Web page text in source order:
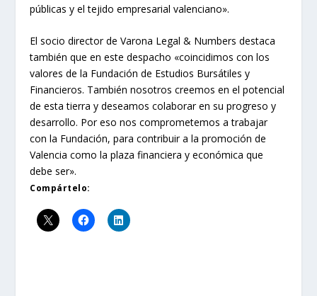
públicas y el tejido empresarial valenciano».
El socio director de Varona Legal & Numbers destaca
también que en este despacho «coincidimos con los
valores de la Fundación de Estudios Bursátiles y
Financieros. También nosotros creemos en el potencial
de esta tierra y deseamos colaborar en su progreso y
desarrollo. Por eso nos comprometemos a trabajar
con la Fundación, para contribuir a la promoción de
Valencia como la plaza financiera y económica que
debe ser».
Compártelo: